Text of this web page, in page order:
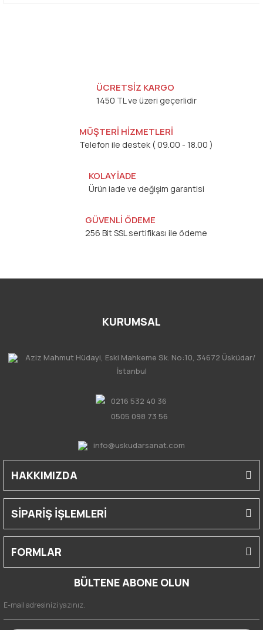
ÜCRETSİZ KARGO
1450 TL ve üzeri geçerlidir
MÜŞTERİ HİZMETLERİ
Telefon ile destek ( 09.00 - 18.00 )
KOLAY İADE
Ürün iade ve değişim garantisi
GÜVENLİ ÖDEME
256 Bit SSL sertifikası ile ödeme
KURUMSAL
Aziz Mahmut Hüdayi, Eski Mahkeme Sk. No:10, 34672 Üsküdar/
İstanbul
0216 532 40 36
0505 098 73 56
info@uskudarsanat.com
HAKKIMIZDA
SİPARİŞ İŞLEMLERİ
FORMLAR
BÜLTENE ABONE OLUN